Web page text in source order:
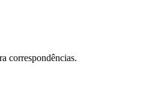
correspondências.